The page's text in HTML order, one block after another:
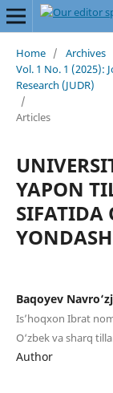
Home / Archives
Vol. 1 No. 1 (2025):
Research (JUDR)
/
Articles
YAPON
SIFATIDA
Baqoyev
Is’hoqxon Ibrat
O‘zbek va sharq
Author